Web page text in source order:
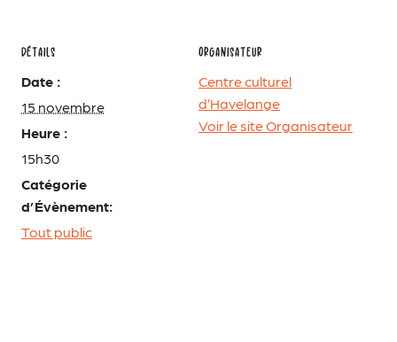
DÉTAILS
Date :
15 novembre
Heure :
15h30
Catégorie
d’Évènement:
Tout public
ORGANISATEUR
Centre culturel
d’Havelange
Voir le site Organisateur